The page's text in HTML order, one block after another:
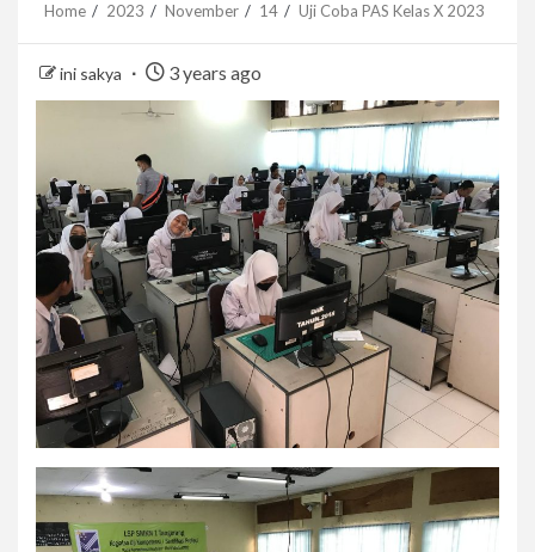
Home 2023 November 14 Uji Coba PAS Kelas X 2023
ini sakya 3 years ago